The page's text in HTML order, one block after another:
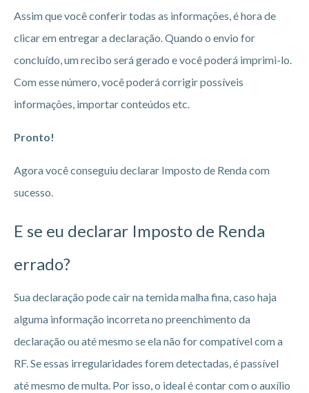
Assim que você conferir todas as informações, é hora de
clicar em entregar a declaração. Quando o envio for
concluído, um recibo será gerado e você poderá imprimi-lo.
Com esse número, você poderá corrigir possíveis
informações, importar conteúdos etc.
Pronto!
Agora você conseguiu declarar Imposto de Renda com
sucesso.
E se eu declarar Imposto de Renda
errado?
Sua declaração pode cair na temida malha fina, caso haja
alguma informação incorreta no preenchimento da
declaração ou até mesmo se ela não for compatível com a
RF. Se essas irregularidades forem detectadas, é passível
até mesmo de multa. Por isso, o ideal é contar com o auxílio